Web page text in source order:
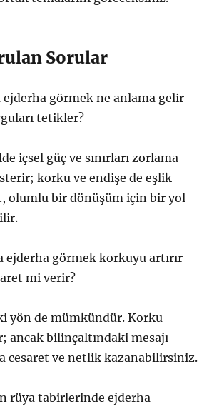
Sorular
ejderha görmek ne anlama gelir
tetikler?
içsel güç ve sınırları zorlama
korku ve endişe de eşlik
olumlu bir dönüşüm için bir yol
ejderha görmek korkuyu artırır
mi verir?
yön de mümkündür. Korku
bilinçaltındaki mesajı
cesaret ve netlik kazanabilirsiniz.
rüya tabirlerinde ejderha